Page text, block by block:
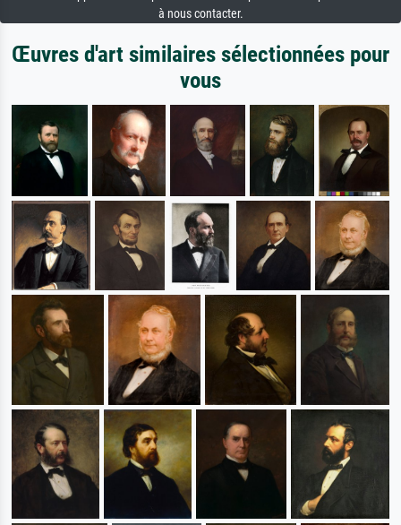
à nous contacter.
Œuvres d'art similaires sélectionnées pour
vous